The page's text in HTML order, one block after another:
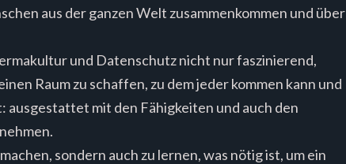
aus der ganzen Welt zusammenkommen und über
und Datenschutz nicht nur faszinierend,
Raum zu schaffen, zu dem jeder kommen kann und
ausgestattet mit den Fähigkeiten und auch den
sondern auch zu lernen, was nötig ist, um ein